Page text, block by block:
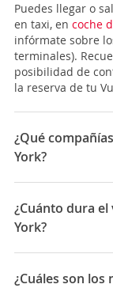
Puedes llegar o
en taxi, en coche
infórmate sobre
terminales).
posibilidad de
la reserva de tu
¿Qué
York?
Las compañías
son: Delta
¿Cuánto dura
York?
La duración
York es 02:35
¿Cuáles son